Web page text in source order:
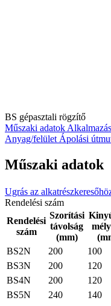
BS gépasztali rögzítő
Műszaki adatok
Anyag/felület Ápolási
Műszaki adatok
Ugrás az
Rendelési szám
Rendelési
szám
Szorítási
távolság
(mm)
BS2N
200 100
BS3N
200 120
BS4N
200 120
BS5N
240 140